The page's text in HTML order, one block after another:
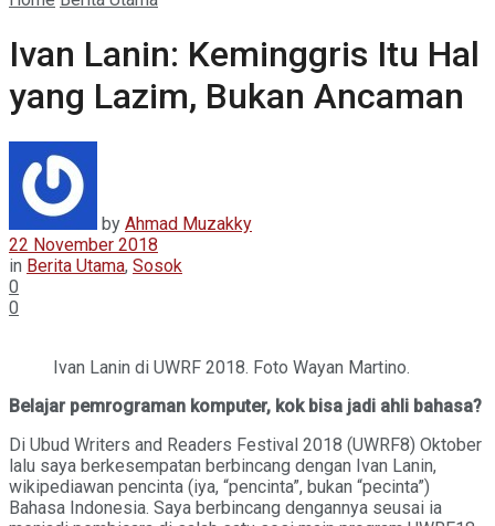
Ivan Lanin: Keminggris Itu Hal
yang Lazim, Bukan Ancaman
by Ahmad Muzakky
22 November 2018
in Berita Utama, Sosok
0
0
Ivan Lanin di UWRF 2018. Foto Wayan Martino.
Belajar pemrograman komputer, kok bisa jadi ahli bahasa?
Di Ubud Writers and Readers Festival 2018 (UWRF8) Oktober
lalu saya berkesempatan berbincang dengan Ivan Lanin,
wikipediawan pencinta (iya, “pencinta”, bukan “pecinta”)
Bahasa Indonesia. Saya berbincang dengannya seusai ia